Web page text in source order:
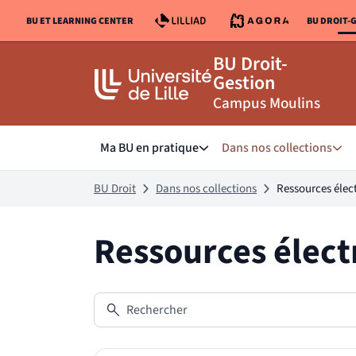
contenu
pied
LIEN VERS LE SITE :
BU ET LEARNING CENTER BU DROIT-
BU Droit-
Gestion
Campus Moulins
Ma BU en pratiqueSous menu de Ma BU en
Dans nos collections
BU Droit Dans nos collections Ressources
Ressources
Rechercher